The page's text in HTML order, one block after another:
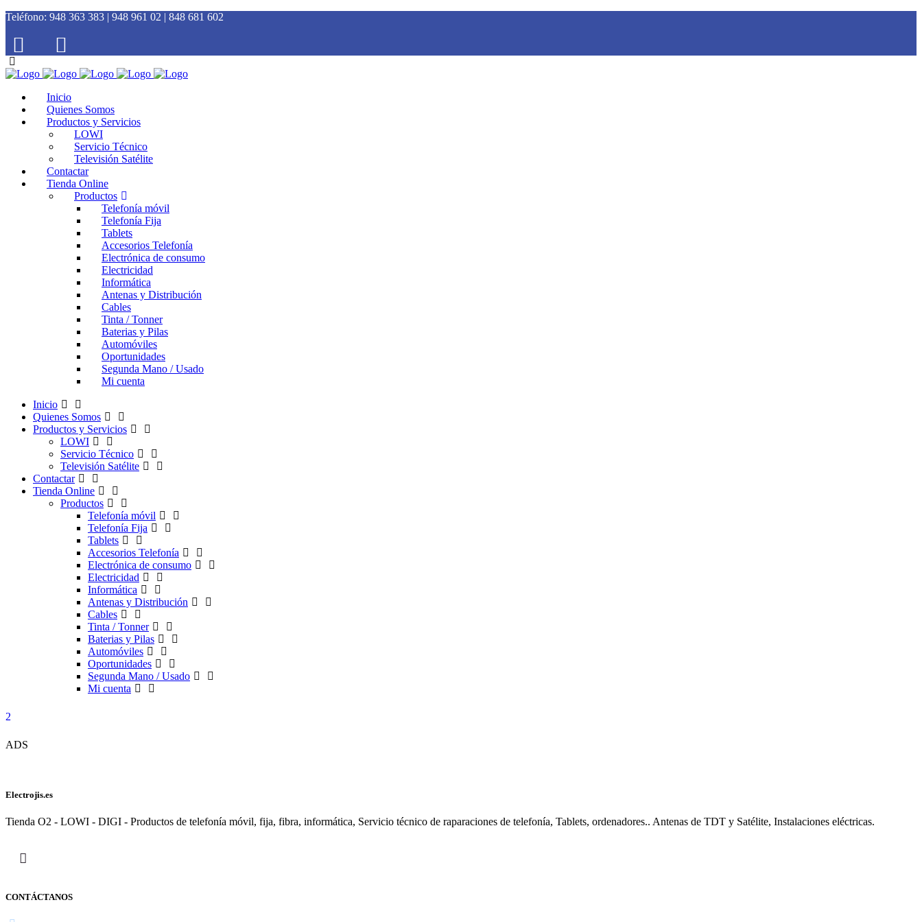
Teléfono: 948 363 383 | 948 961 02 | 848 681 602
Inicio
Quienes Somos
Productos y Servicios
LOWI
Servicio Técnico
Televisión Satélite
Contactar
Tienda Online
Productos
Telefonía móvil
Telefonía Fija
Tablets
Accesorios Telefonía
Electrónica de consumo
Electricidad
Informática
Antenas y Distribución
Cables
Tinta / Tonner
Baterias y Pilas
Automóviles
Oportunidades
Segunda Mano / Usado
Mi cuenta
Inicio
Quienes Somos
Productos y Servicios
LOWI
Servicio Técnico
Televisión Satélite
Contactar
Tienda Online
Productos
Telefonía móvil
Telefonía Fija
Tablets
Accesorios Telefonía
Electrónica de consumo
Electricidad
Informática
Antenas y Distribución
Cables
Tinta / Tonner
Baterias y Pilas
Automóviles
Oportunidades
Segunda Mano / Usado
Mi cuenta
ADS
Electrojis.es
Tienda O2 - LOWI - DIGI - Productos de telefonía móvil, fija, fibra, informática, Servicio técnico de raparaciones de telefonía, Tablets, ordenadores.. Antenas de TDT y Satélite, Instalaciones eléctricas.
CONTÁCTANOS